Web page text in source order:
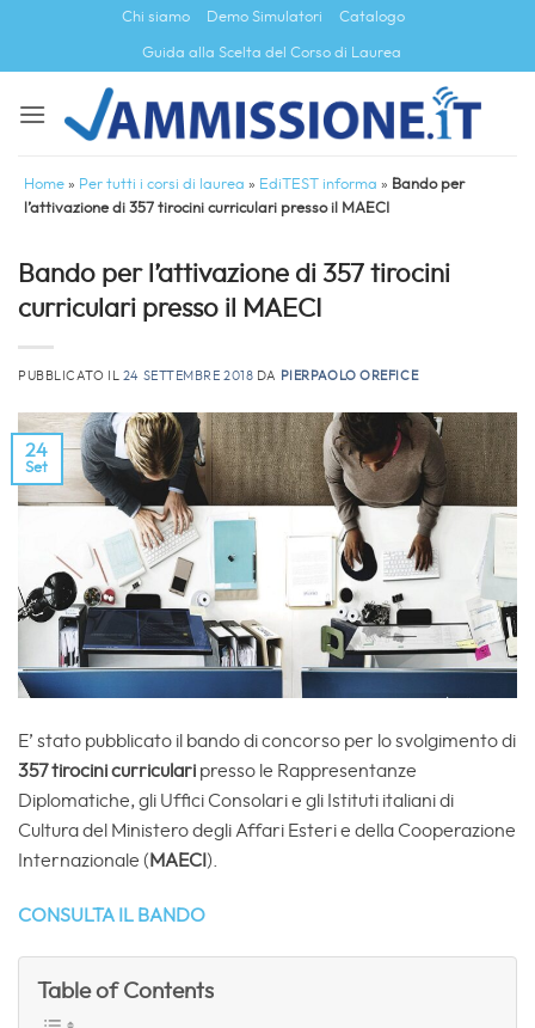
contenuti
Chi siamo Demo Simulatori Catalogo
Guida alla Scelta del Corso di Laurea
Home » Per tutti i corsi di laurea » EdiTEST informa » Bando per
l’attivazione di 357 tirocini curriculari presso il MAECI
Bando per l’attivazione di 357 tirocini
curriculari presso il MAECI
PUBBLICATO IL 24 SETTEMBRE 2018 DA PIERPAOLO OREFICE
24
Set
E’ stato pubblicato il bando di concorso per lo svolgimento di
357 tirocini curriculari presso le Rappresentanze
Diplomatiche, gli Uffici Consolari e gli Istituti italiani di
Cultura del Ministero degli Affari Esteri e della Cooperazione
Internazionale ( MAECI ).
CONSULTA IL BANDO
Table of Contents